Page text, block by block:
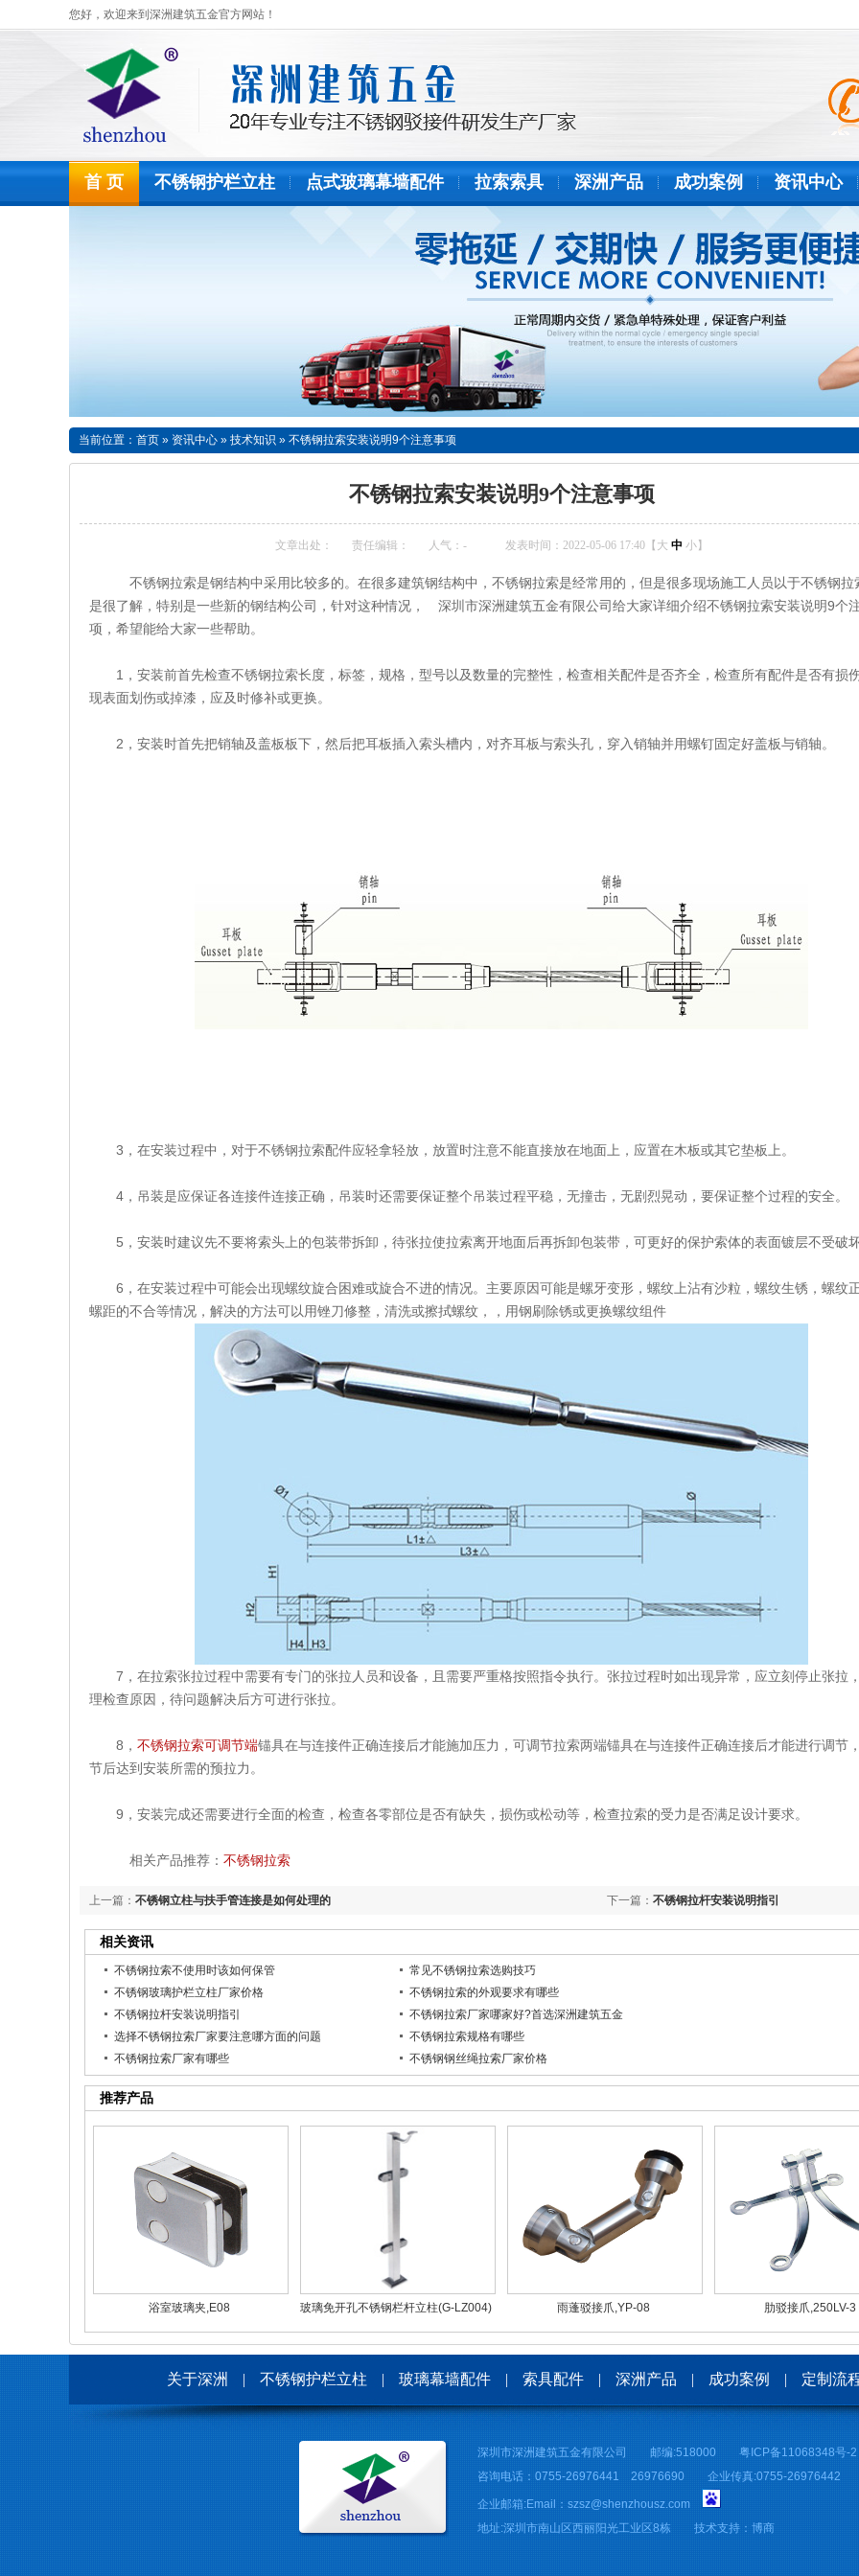
您好，欢迎来到深洲建筑五金官方网站！
首 页 不锈钢护栏立柱 点式玻璃幕墙配件 拉索索具 深洲产品 成功案例 资讯中心
当前位置： 首页 » 资讯中心 » 技术知识 » 不锈钢拉索安装说明9个注意事项
不锈钢拉索安装说明9个注意事项
文章出处： 责任编辑： 人气： - 发表时间：2022-05-06 17:40【 大 中 小】
不锈钢拉索是钢结构中采用比较多的。在很多建筑钢结构中，不锈钢拉索是经常用的，但是很多现场施工人员以于不锈钢拉
是很了解，特别是一些新的钢结构公司，针对这种情况， 深圳市深洲建筑五金有限公司给大家详细介绍不锈钢拉索安装说明9个
项，希望能给大家一些帮助。
1，安装前首先检查不锈钢拉索长度，标签，规格，型号以及数量的完整性，检查相关配件是否齐全，检查所有配件是否有损
现表面划伤或掉漆，应及时修补或更换。
2，安装时首先把销轴及盖板板下，然后把耳板插入索头槽内，对齐耳板与索头孔，穿入销轴并用螺钉固定好盖板与销轴。
3，在安装过程中，对于不锈钢拉索配件应轻拿轻放，放置时注意不能直接放在地面上，应置在木板或其它垫板上。
4，吊装是应保证各连接件连接正确，吊装时还需要保证整个吊装过程平稳，无撞击，无剧烈晃动，要保证整个过程的安全。
5，安装时建议先不要将索头上的包装带拆卸，待张拉使拉索离开地面后再拆卸包装带，可更好的保护索体的表面镀层不受破
6，在安装过程中可能会出现螺纹旋合困难或旋合不进的情况。主要原因可能是螺牙变形，螺纹上沾有沙粒，螺纹生锈，螺纹
螺距的不合等情况，解决的方法可以用锉刀修整，清洗或擦拭螺纹，，用钢刷除锈或更换螺纹组件
7，在拉索张拉过程中需要有专门的张拉人员和设备，且需要严重格按照指令执行。张拉过程时如出现异常，应立刻停止张拉
理检查原因，待问题解决后方可进行张拉。
8， 不锈钢拉索可调节端锚具在与连接件正确连接后才能施加压力，可调节拉索两端锚具在与连接件正确连接后才能进行调节
节后达到安装所需的预拉力。
9，安装完成还需要进行全面的检查，检查各零部位是否有缺失，损伤或松动等，检查拉索的受力是否满足设计要求。
相关产品推荐： 不锈钢拉索
下一篇： 不锈钢拉杆安装说明指引
上一篇： 不锈钢立柱与扶手管连接是如何处理的
相关资讯
不锈钢拉索不使用时该如何保管
常见不锈钢拉索选购技巧
不锈钢玻璃护栏立柱厂家价格
不锈钢拉索的外观要求有哪些
不锈钢拉杆安装说明指引
不锈钢拉索厂家哪家好?首选深洲建筑五金
选择不锈钢拉索厂家要注意哪方面的问题
不锈钢拉索规格有哪些
不锈钢拉索厂家有哪些
不锈钢钢丝绳拉索厂家价格
推荐产品
浴室玻璃夹,E08 玻璃免开孔不锈钢栏杆立柱(G-LZ004) 雨蓬驳接爪,YP-08 肋驳接爪,250LV-3
关于深洲 | 不锈钢护栏立柱 | 玻璃幕墙配件 | 索具配件 | 深洲产品 | 成功案例 | 定制流
深圳市深洲建筑五金有限公司 邮编:518000 粤ICP备11068348号-2
咨询电话：0755-26976441 26976690 企业传真:0755-26976442
企业邮箱:Email：szsz@shenzhousz.com
地址:深圳市南山区西丽阳光工业区8栋 技术支持：博商